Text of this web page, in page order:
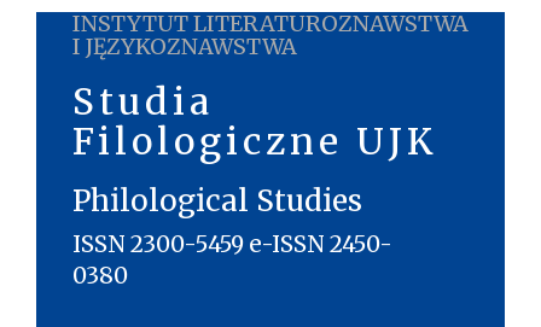
INSTYTUT LITERATUROZNAWSTWA
I JĘZYKOZNAWSTWA
Studia
Filologiczne UJK
Philological Studies
ISSN 2300-5459 e-ISSN 2450-
0380